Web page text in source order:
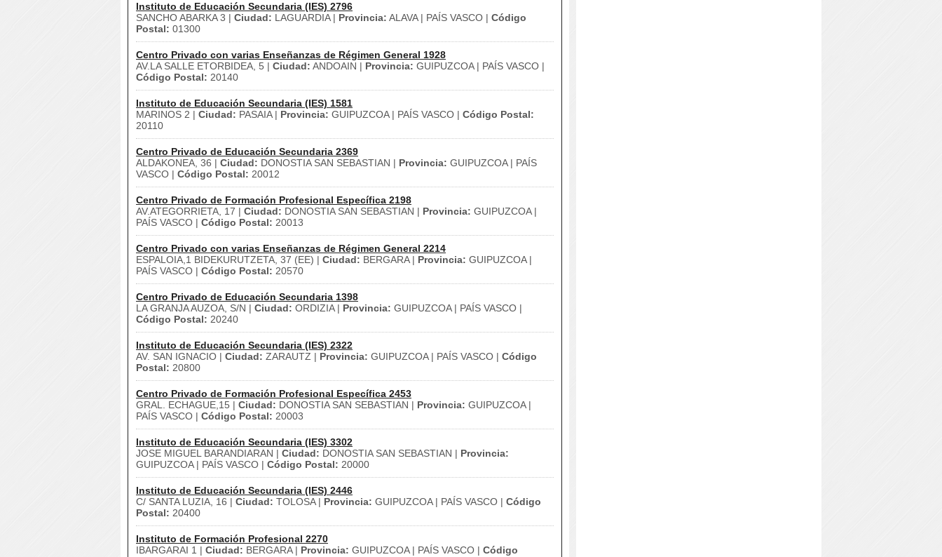
Instituto de Educación Secundaria (IES) 2796
SANCHO ABARKA 3 | Ciudad: LAGUARDIA | Provincia: ALAVA | PAÍS VASCO | Código
Postal: 01300
Centro Privado con varias Enseñanzas de Régimen General 1928
AV.LA SALLE ETORBIDEA, 5 | Ciudad: ANDOAIN | Provincia: GUIPUZCOA | PAÍS VASCO |
Código Postal: 20140
Instituto de Educación Secundaria (IES) 1581
MARINOS 2 | Ciudad: PASAIA | Provincia: GUIPUZCOA | PAÍS VASCO | Código Postal:
20110
Centro Privado de Educación Secundaria 2369
ALDAKONEA, 36 | Ciudad: DONOSTIA SAN SEBASTIAN | Provincia: GUIPUZCOA | PAÍS
VASCO | Código Postal: 20012
Centro Privado de Formación Profesional Específica 2198
AV.ATEGORRIETA, 17 | Ciudad: DONOSTIA SAN SEBASTIAN | Provincia: GUIPUZCOA |
PAÍS VASCO | Código Postal: 20013
Centro Privado con varias Enseñanzas de Régimen General 2214
ESPALOIA,1 BIDEKURUTZETA, 37 (EE) | Ciudad: BERGARA | Provincia: GUIPUZCOA |
PAÍS VASCO | Código Postal: 20570
Centro Privado de Educación Secundaria 1398
LA GRANJA AUZOA, S/N | Ciudad: ORDIZIA | Provincia: GUIPUZCOA | PAÍS VASCO |
Código Postal: 20240
Instituto de Educación Secundaria (IES) 2322
AV. SAN IGNACIO | Ciudad: ZARAUTZ | Provincia: GUIPUZCOA | PAÍS VASCO | Código
Postal: 20800
Centro Privado de Formación Profesional Específica 2453
GRAL. ECHAGUE,15 | Ciudad: DONOSTIA SAN SEBASTIAN | Provincia: GUIPUZCOA |
PAÍS VASCO | Código Postal: 20003
Instituto de Educación Secundaria (IES) 3302
JOSE MIGUEL BARANDIARAN | Ciudad: DONOSTIA SAN SEBASTIAN | Provincia:
GUIPUZCOA | PAÍS VASCO | Código Postal: 20000
Instituto de Educación Secundaria (IES) 2446
C/ SANTA LUZIA, 16 | Ciudad: TOLOSA | Provincia: GUIPUZCOA | PAÍS VASCO | Código
Postal: 20400
Instituto de Formación Profesional 2270
IBARGARAI 1 | Ciudad: BERGARA | Provincia: GUIPUZCOA | PAÍS VASCO | Código